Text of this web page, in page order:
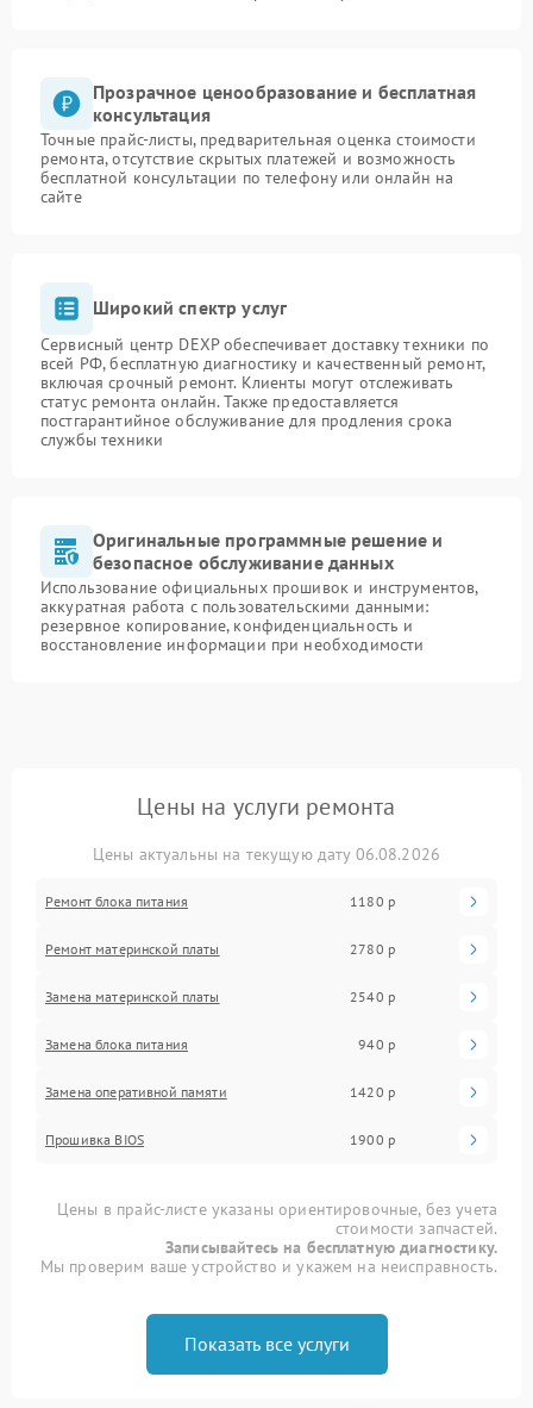
Прозрачное ценообразование и бесплатная
консультация
Точные прайс-листы, предварительная оценка стоимости
ремонта, отсутствие скрытых платежей и возможность
бесплатной консультации по телефону или онлайн на
сайте
Широкий спектр услуг
Сервисный центр DEXP обеспечивает доставку техники по
всей РФ, бесплатную диагностику и качественный ремонт,
включая срочный ремонт. Клиенты могут отслеживать
статус ремонта онлайн. Также предоставляется
постгарантийное обслуживание для продления срока
службы техники
Оригинальные программные решение и
безопасное обслуживание данных
Использование официальных прошивок и инструментов,
аккуратная работа с пользовательскими данными:
резервное копирование, конфиденциальность и
восстановление информации при необходимости
Цены на услуги ремонта
Цены актуальны на текущую дату 06.08.2026
Ремонт блока питания 1180 р
Ремонт материнской платы 2780 р
Замена материнской платы 2540 р
Замена блока питания 940 р
Замена оперативной памяти 1420 р
Прошивка BIOS 1900 р
Цены в прайс-листе указаны ориентировочные, без учета
стоимости запчастей.
Записывайтесь на бесплатную диагностику.
Мы проверим ваше устройство и укажем на неисправность.
Показать все услуги